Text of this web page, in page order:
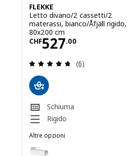
fuori da 5 stelle. Totale
FLEKKE
Letto divano/2 cassetti/2
materassi, bianco/Åfjäll rigido,
80x200 cm
CHF527.00
Prezzo CHF
Recensione:
(6)
Schiuma
Rigido
Altre opzioni
Opzione: FLEKKE, Letto